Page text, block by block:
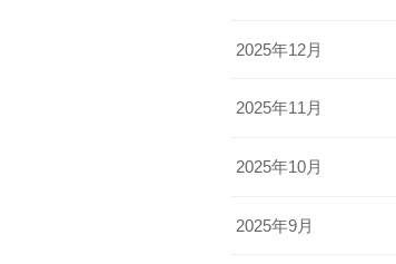
2025年12月
2025年11月
2025年10月
2025年9月